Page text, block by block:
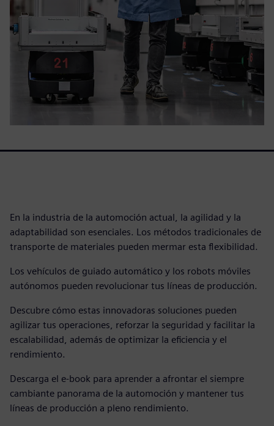
En la industria de la automoción actual, la agilidad y la
adaptabilidad son esenciales. Los métodos tradicionales de
transporte de materiales pueden mermar esta flexibilidad.
Los vehículos de guiado automático y los robots móviles
autónomos pueden revolucionar tus líneas de producción.
Descubre cómo estas innovadoras soluciones pueden
agilizar tus operaciones, reforzar la seguridad y facilitar la
escalabilidad, además de optimizar la eficiencia y el
rendimiento.
Descarga el e-book para aprender a afrontar el siempre
cambiante panorama de la automoción y mantener tus
líneas de producción a pleno rendimiento.